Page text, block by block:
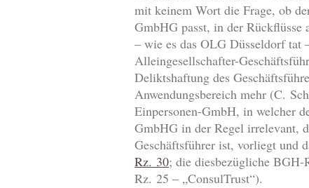
mit keinem Wort die Frage, ob
GmbHG passt, in der Rückflüsse
– wie es das OLG Düsseldorf
Alleingesellschafter-
Deliktshaftung des
Anwendungsbereich mehr (C.
Einpersonen-GmbH, in welcher
GmbHG in der Regel irrelevant,
Geschäftsführer ist, vorliegt und
Rz. 30; die diesbezügliche
Rz. 25 – „ConsulTrust“).